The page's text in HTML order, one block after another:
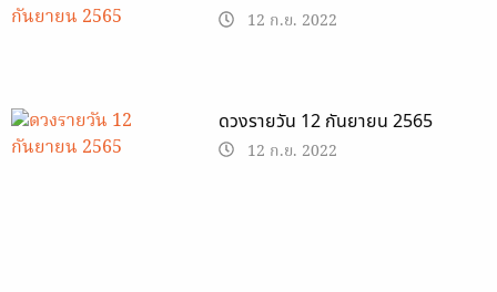
12 ก.ย. 2022
ดวงรายวัน 12 กันยายน 2565
12 ก.ย. 2022